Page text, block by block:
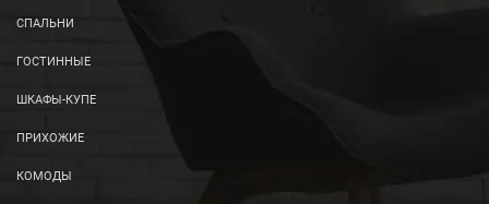
СПАЛЬНИ
ГОСТИННЫЕ
ШКАФЫ-КУПЕ
ПРИХОЖИЕ
КОМОДЫ